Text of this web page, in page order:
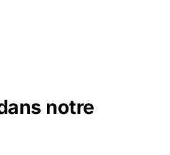
notre